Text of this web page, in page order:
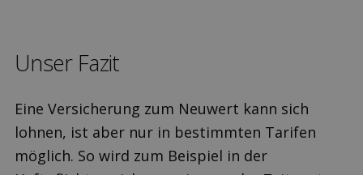
Unser Fazit
Eine Versicherung zum Neuwert kann sich
lohnen, ist aber nur in bestimmten Tarifen
möglich. So wird zum Beispiel in der